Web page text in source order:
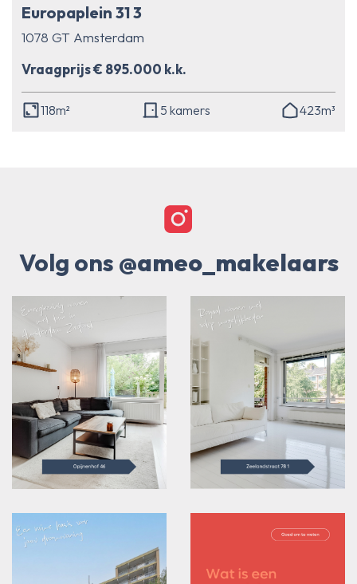
Europaplein 31 3
1078 GT Amsterdam
Vraagprijs € 895.000 k.k.
118m² 5 kamers 423m³
Volg ons @ameo_makelaars